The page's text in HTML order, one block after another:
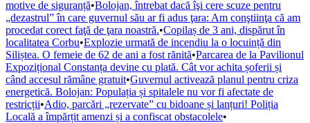
motive de siguranță•Bolojan, întrebat dacă îşi cere scuze pentru
„dezastrul” în care guvernul său ar fi adus ţara: Am conştiinţa că am
procedat corect faţă de ţara noastră.•Copilaș de 3 ani, dispărut în
localitatea Corbu•Explozie urmată de incendiu la o locuință din
Siliștea. O femeie de 62 de ani a fost rănită•Parcarea de la Pavilionul
Expozițional Constanța devine cu plată. Cât vor achita șoferii și
când accesul rămâne gratuit•Guvernul activează planul pentru criza
energetică. Bolojan: Populația și spitalele nu vor fi afectate de
restricții•Adio, parcări „rezervate” cu bidoane și lanțuri! Poliția
Locală a împărțit amenzi și a confiscat obstacolele•